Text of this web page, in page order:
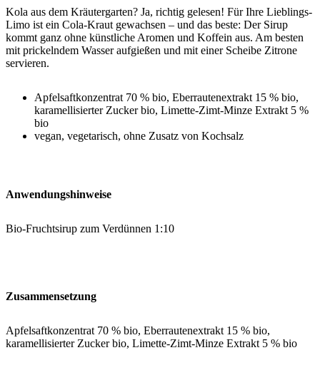
Kola aus dem Kräutergarten? Ja, richtig gelesen! Für Ihre Lieblings-
Limo ist ein Cola-Kraut gewachsen – und das beste: Der Sirup
kommt ganz ohne künstliche Aromen und Koffein aus. Am besten
mit prickelndem Wasser aufgießen und mit einer Scheibe Zitrone
servieren.
Apfelsaftkonzentrat 70 % bio, Eberrautenextrakt 15 % bio,
karamellisierter Zucker bio, Limette-Zimt-Minze Extrakt 5 %
bio
vegan, vegetarisch, ohne Zusatz von Kochsalz
Anwendungshinweise
Bio-Fruchtsirup zum Verdünnen 1:10
Zusammensetzung
Apfelsaftkonzentrat 70 % bio, Eberrautenextrakt 15 % bio,
karamellisierter Zucker bio, Limette-Zimt-Minze Extrakt 5 % bio